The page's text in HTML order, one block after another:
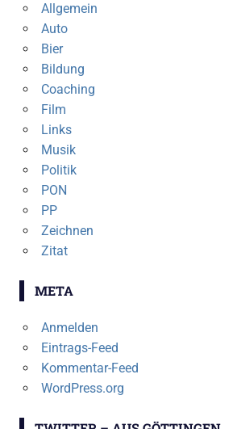
Allgemein
Auto
Bier
Bildung
Coaching
Film
Links
Musik
Politik
PON
PP
Zeichnen
Zitat
META
Anmelden
Eintrags-Feed
Kommentar-Feed
WordPress.org